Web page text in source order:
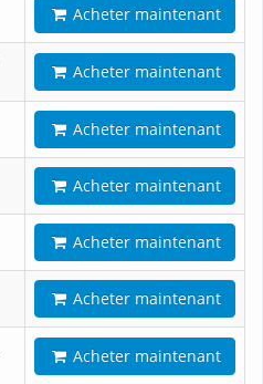
Acheter maintenant
Acheter maintenant
Acheter maintenant
Acheter maintenant
Acheter maintenant
Acheter maintenant
Acheter maintenant